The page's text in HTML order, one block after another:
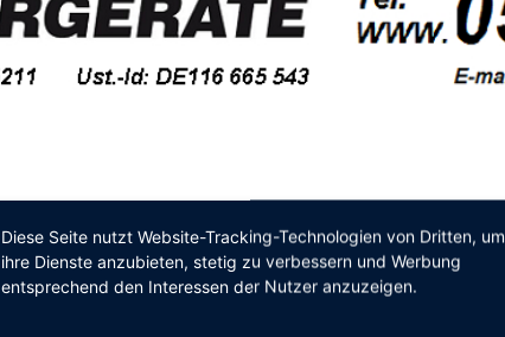
Diese Seite nutzt Website-Tracking-Technologien von Dritten, um
ihre Dienste anzubieten, stetig zu verbessern und Werbung
entsprechend den Interessen der Nutzer anzuzeigen.